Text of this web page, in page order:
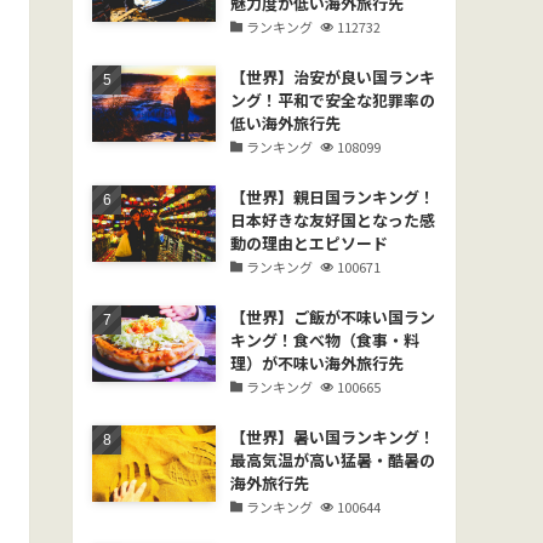
ランキング 112732
【世界】治安が良い国ランキ
ング！平和で安全な犯罪率の
低い海外旅行先
ランキング 108099
【世界】親日国ランキング！
日本好きな友好国となった感
動の理由とエピソード
ランキング 100671
【世界】ご飯が不味い国ラン
キング！食べ物（食事・料
理）が不味い海外旅行先
ランキング 100665
【世界】暑い国ランキング！
最高気温が高い猛暑・酷暑の
海外旅行先
ランキング 100644